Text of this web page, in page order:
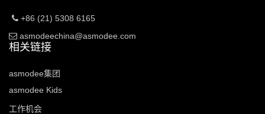
+86 (21) 5308 6165
asmodeechina@asmodee.com
相关链接
asmodee集团
asmodee Kids
工作机会